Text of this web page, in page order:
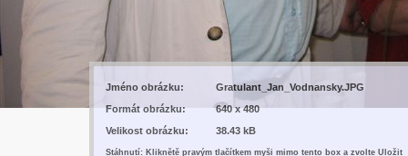
Jméno obrázku:
Gratulant_Jan_Vodnansky.JPG
Formát obrázku:
640 x 480
Velikost obrázku:
38.43 kB
Stáhnutí: Kliknětě pravým tlačítkem myši mimo tento box a zvolte Uložit